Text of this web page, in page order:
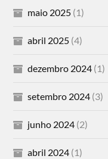
maio 2025 (1)
abril 2025 (4)
dezembro 2024 (1)
setembro 2024 (3)
junho 2024 (2)
abril 2024 (1)